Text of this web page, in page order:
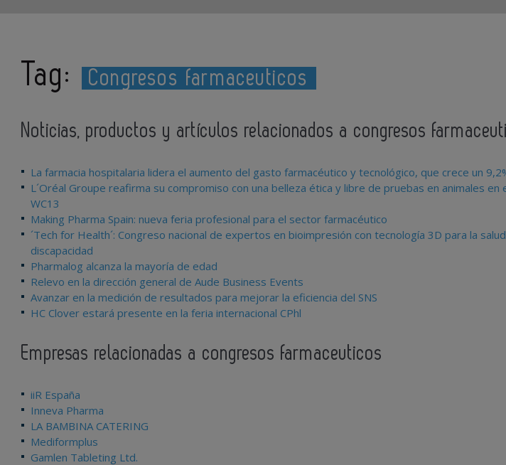
Tag: Congresos farmaceuticos
Noticias, productos y artículos relacionados a congresos
La farmacia hospitalaria lidera el aumento del gasto farmacéutico y tecnológico, que crece un
L´Oréal Groupe reafirma su compromiso con una belleza ética y libre de pruebas en animales en
WC13
Making Pharma Spain: nueva feria profesional para el sector farmacéutico
´Tech for Health´: Congreso nacional de expertos en bioimpresión con tecnología 3D para la
discapacidad
Pharmalog alcanza la mayoría de edad
Relevo en la dirección general de Aude Business Events
Avanzar en la medición de resultados para mejorar la eficiencia del SNS
HC Clover estará presente en la feria internacional CPhl
Empresas relacionadas a congresos farmaceuticos
iiR España
Inneva Pharma
LA BAMBINA CATERING
Mediformplus
Gamlen Tableting Ltd.